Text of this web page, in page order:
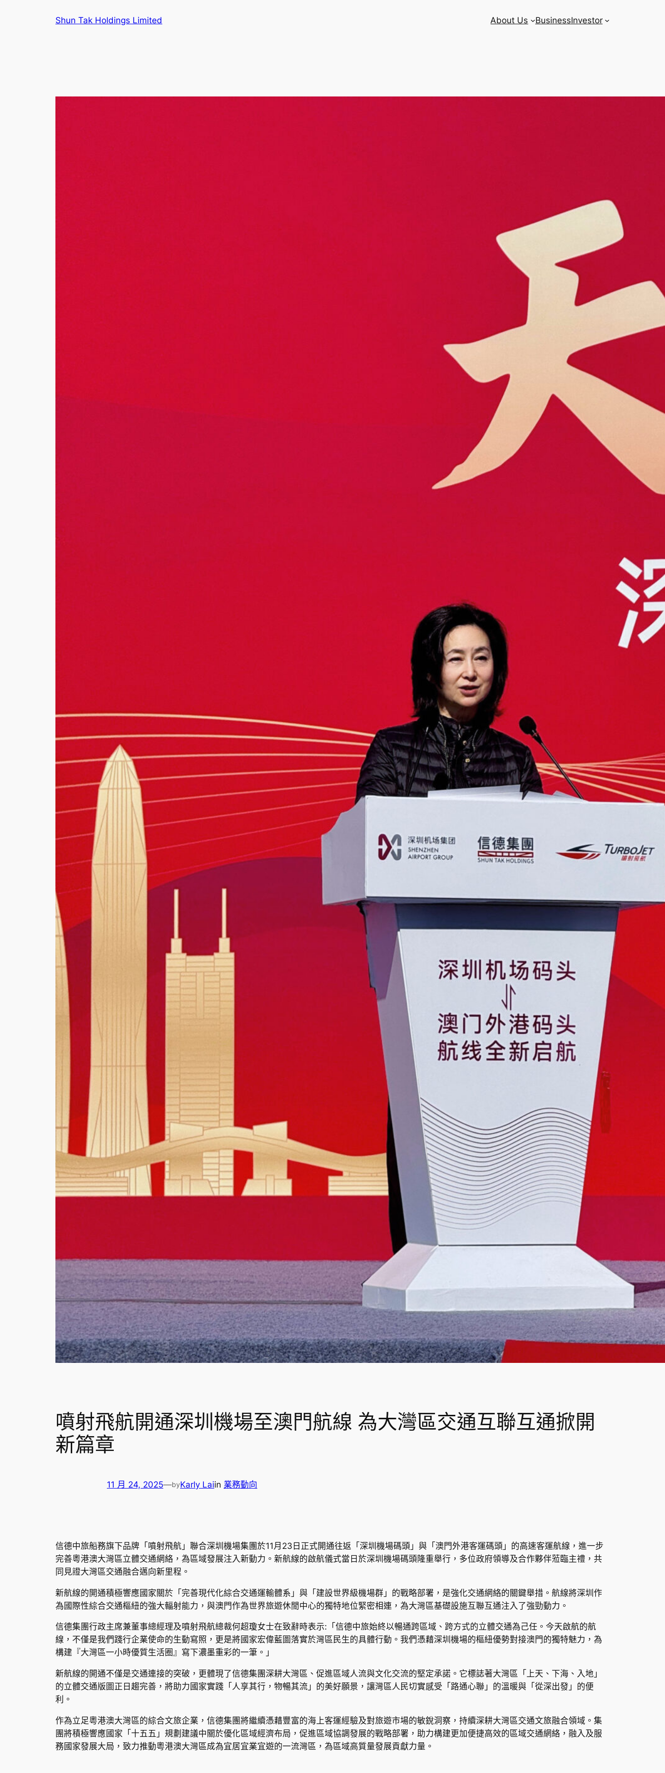
Shun Tak Holdings Limited About Us BusinessInvestor
噴射飛航開通深圳機場至澳門航線 為大灣區交通互聯互通掀開
新篇章
11 月 24, 2025—byKarly Laiin 業務動向
信德中旅船務旗下品牌「噴射飛航」聯合深圳機場集團於11月23日正式開通往返「深圳機場碼頭」與「澳門外港客運碼頭」的高速客運航線，進一步
完善粵港澳大灣區立體交通網絡，為區域發展注入新動力。新航線的啟航儀式當日於深圳機場碼頭隆重舉行，多位政府領導及合作夥伴蒞臨主禮，共
同見證大灣區交通融合邁向新里程。
新航線的開通積極響應國家關於「完善現代化綜合交通運輸體系」與「建設世界級機場群」的戰略部署，是強化交通網絡的關鍵舉措。航線將深圳作
為國際性綜合交通樞紐的強大輻射能力，與澳門作為世界旅遊休閒中心的獨特地位緊密相連，為大灣區基礎設施互聯互通注入了強勁動力。
信德集團行政主席兼董事總經理及噴射飛航總裁何超瓊女士在致辭時表示:「信德中旅始終以暢通跨區域、跨方式的立體交通為己任。今天啟航的航
線，不僅是我們踐行企業使命的生動寫照，更是將國家宏偉藍圖落實於灣區民生的具體行動。我們憑藉深圳機場的樞紐優勢對接澳門的獨特魅力，為
構建『大灣區一小時優質生活圈』寫下濃墨重彩的一筆。」
新航線的開通不僅是交通連接的突破，更體現了信德集團深耕大灣區、促進區域人流與文化交流的堅定承諾。它標誌著大灣區「上天、下海、入地」
的立體交通版圖正日趨完善，將助力國家實踐「人享其行，物暢其流」的美好願景，讓灣區人民切實感受「路通心聯」的溫暖與「從深出發」的便
利。
作為立足粵港澳大灣區的綜合文旅企業，信德集團將繼續憑藉豐富的海上客運經驗及對旅遊市場的敏銳洞察，持續深耕大灣區交通文旅融合領域。集
團將積極響應國家「十五五」規劃建議中關於優化區域經濟布局，促進區域協調發展的戰略部署，助力構建更加便捷高效的區域交通網絡，融入及服
務國家發展大局，致力推動粵港澳大灣區成為宜居宜業宜遊的一流灣區，為區域高質量發展貢獻力量。